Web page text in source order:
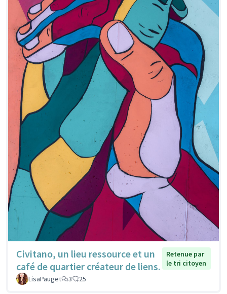
Civitano, un lieu ressource et un
café de quartier créateur de liens.
Retenue par
le tri citoyen
LisaPauget
3 25